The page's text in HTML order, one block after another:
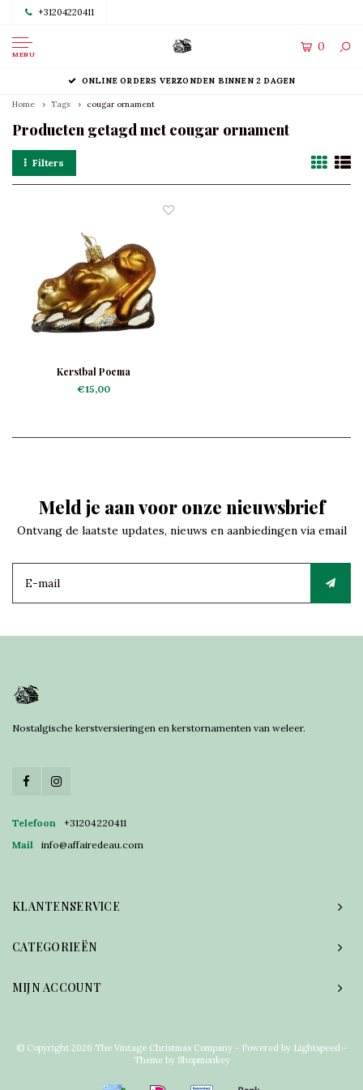
+31204220411
MENU
0
ONLINE ORDERS VERZONDEN BINNEN 2 DAGEN
Home Tags cougar ornament
Producten getagd met cougar ornament
Filters
Kerstbal Poema
€15,00
Meld je aan voor onze nieuwsbrief
Ontvang de laatste updates, nieuws en aanbiedingen via email
Nostalgische kerstversieringen en kerstornamenten van weleer.
Telefoon
+31204220411
Mail
info@affairedeau.com
KLANTENSERVICE
CATEGORIEËN
MIJN ACCOUNT
© Copyright 2026 The Vintage Christmas Company - Powered by Lightspeed -
Theme by Shopmonkey